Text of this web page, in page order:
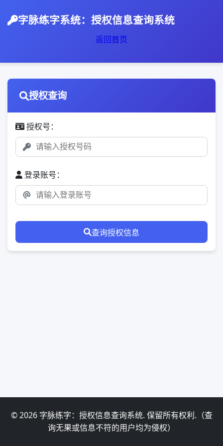
字脉练字系统：授权信息查询系统
返回首页
授权查询
授权号：
登录账号：
查询授权信息
© 2026 字脉练字：授权信息查询系统. 保留所有权利.（查
询无果或信息不符的用户均为侵权）